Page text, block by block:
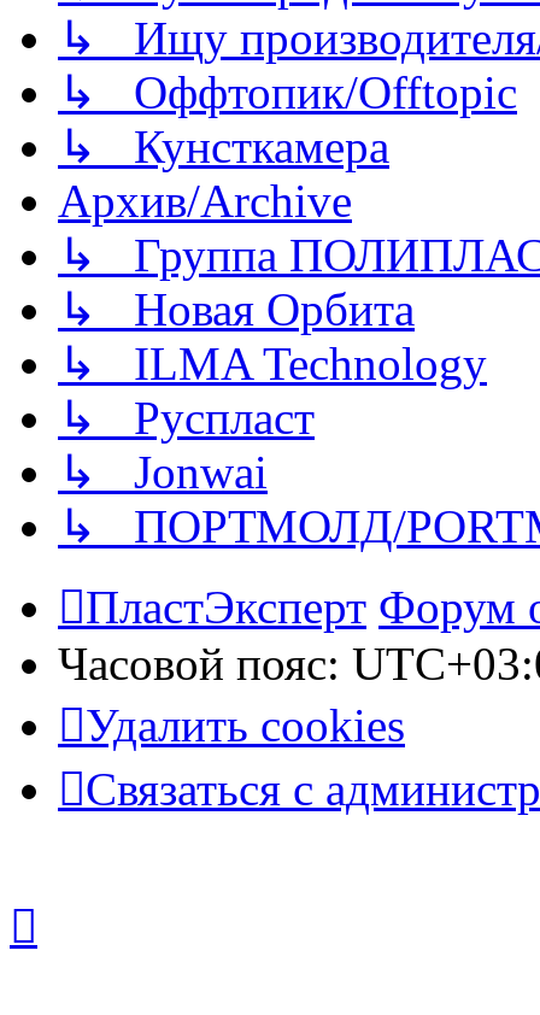
↳ Ищу
↳ Оффтопик/Offtopic
↳ Кунсткамера
Архив/Archive
↳ Группа
↳ Новая Орбита
↳ ILMA Technology
↳ Руспласт
↳ Jonwai
↳ ПОРТМОЛД/
ПластЭксперт Форум
Часовой пояс:
Удалить cookies
Связаться с